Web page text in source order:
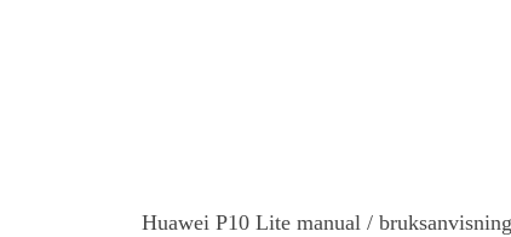
Huawei P10 Lite manual /